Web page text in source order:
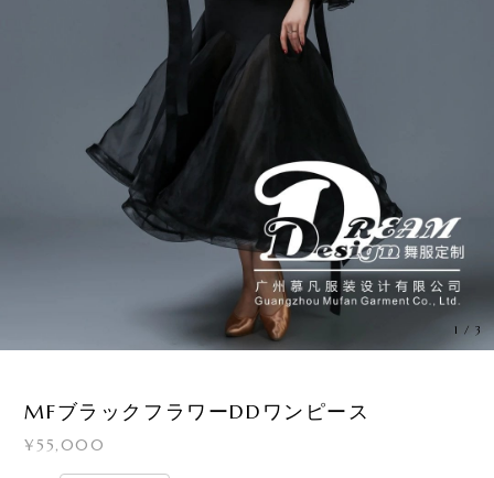
1 /3
MFブラックフラワーDDワンピース
¥55,000